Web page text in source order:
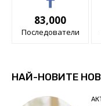
83,000
Последователи
НАЙ-НОВИТЕ